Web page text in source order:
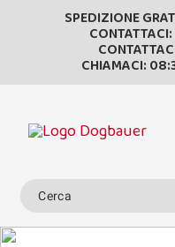
SPEDIZIONE
CONTATTACI:
CHIAMACI: